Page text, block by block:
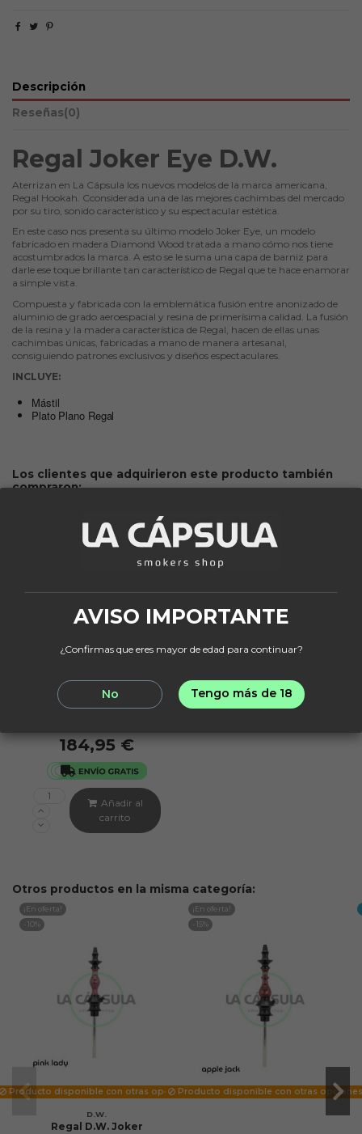
Descripción
Reseñas(0)
Regal Joker Eye D.W.
Aterrizan en La Cápsula los nuevos modelos de la marca americana,
Regal Hookah. Cconsiderada una de las mejores cachimbas del mercado
por su tiro, sonido característico y su espectacular estética.
En este caso nos presenta su último modelo Joker Eye, un modelo
fabricado en madera Diamond Wood tratada a mano cómo nos tiene
acostumbrados la marca. A esto se le suma una capa de barniz para
darle ese toque brillante tan característico de Regal que te hace enamorar
a simple vista.
Compuesta y fabricada con la emblemática fusión entre anonizado de
aluminio de grado aeroespacial y resina de primerísima calidad. La fusión
de la resina y la madera característica de Regal, hacen de ellas unas
cachimbas únicas, fabricadas a mano de manera artesanal,
consiguiendo patrones exclusivos y diseños espectaculares.
INCLUYE:
Mástil
Plato Plano Regal
Los clientes que adquirieron este producto también
compraron:
184,95 €
Añadir al
carrito
Otros productos en la misma categoría:
¡En oferta!
-10%
Producto disponible con otras opciones
D.W.
Regal D.W. Joker
¡En oferta!
-15%
Producto disponible con otras opciones
AVISO IMPORTANTE
¿Confirmas que eres mayor de edad para continuar?
No Tengo más de 18